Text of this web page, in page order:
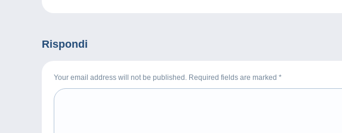
Rispondi
Your email address will not be published. Required fields are marked *